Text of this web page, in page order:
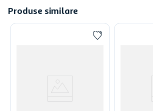
Produse similare